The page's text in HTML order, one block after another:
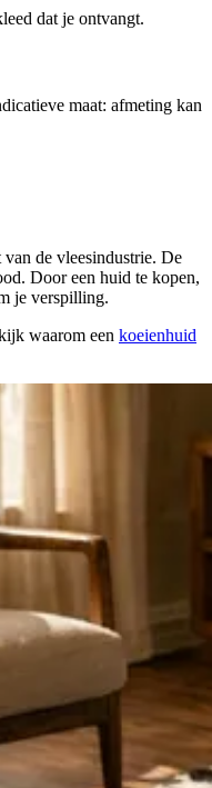
dat je ontvangt.
maat: afmeting kan
de vleesindustrie. De
Door een huid te kopen,
je verspilling.
waarom een koeienhuid